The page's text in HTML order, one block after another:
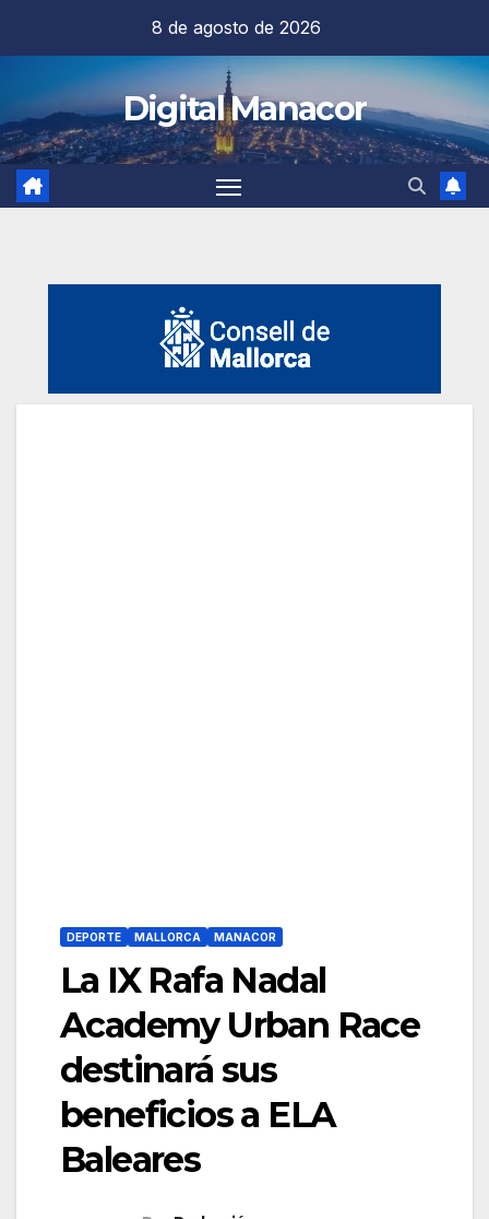
contenido
8 de agosto de 2026
Digital Manacor
DEPORTE MALLORCA MANACOR
La IX Rafa Nadal
Academy Urban Race
destinará sus
beneficios a ELA
Baleares